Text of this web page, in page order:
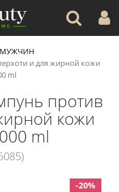
и для жирной кожи
ml
против
кожи
ml
-20%